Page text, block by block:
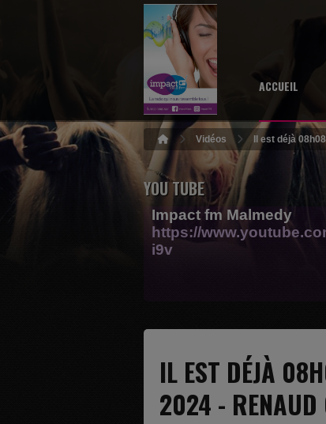
ACCUEIL
Vidéos Il est déjà 08h08
YOU TUBE
Impact fm Malmedy
https://
i9v
IL EST DÉJÀ
2024 - RENAUD